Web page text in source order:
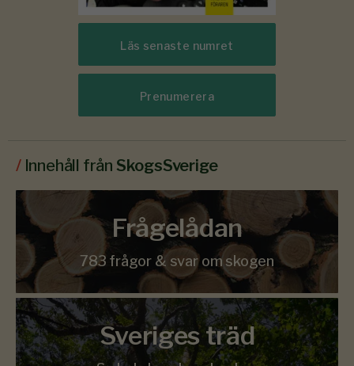
Läs senaste numret
Prenumerera
/ Innehåll från SkogsSverige
Frågelådan
783 frågor & svar om skogen
Sveriges träd